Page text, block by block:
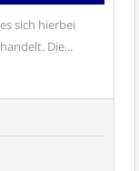
sich hierbei
Die...